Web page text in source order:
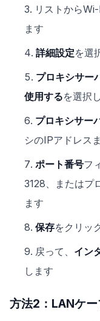
リストから
ます
詳細設定を選
プロキシサー
使用するを選択
プロキシサー
シのIPアドレス
ポート番号フ
3128、またはプ
ます
保存をクリッ
戻って、 イン
します
方法2：LANケ